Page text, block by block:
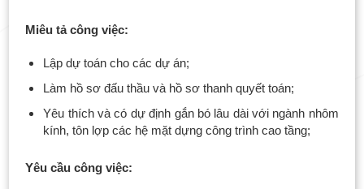
Miêu tả công việc:
Lập dự toán cho các dự án;
Làm hồ sơ đấu thầu và hồ sơ thanh quyết toán;
Yêu thích và có dự định gắn bó lâu dài với ngành nhôm
kính, tôn lợp các hệ mặt dựng công trình cao tầng;
Yêu cầu công việc: